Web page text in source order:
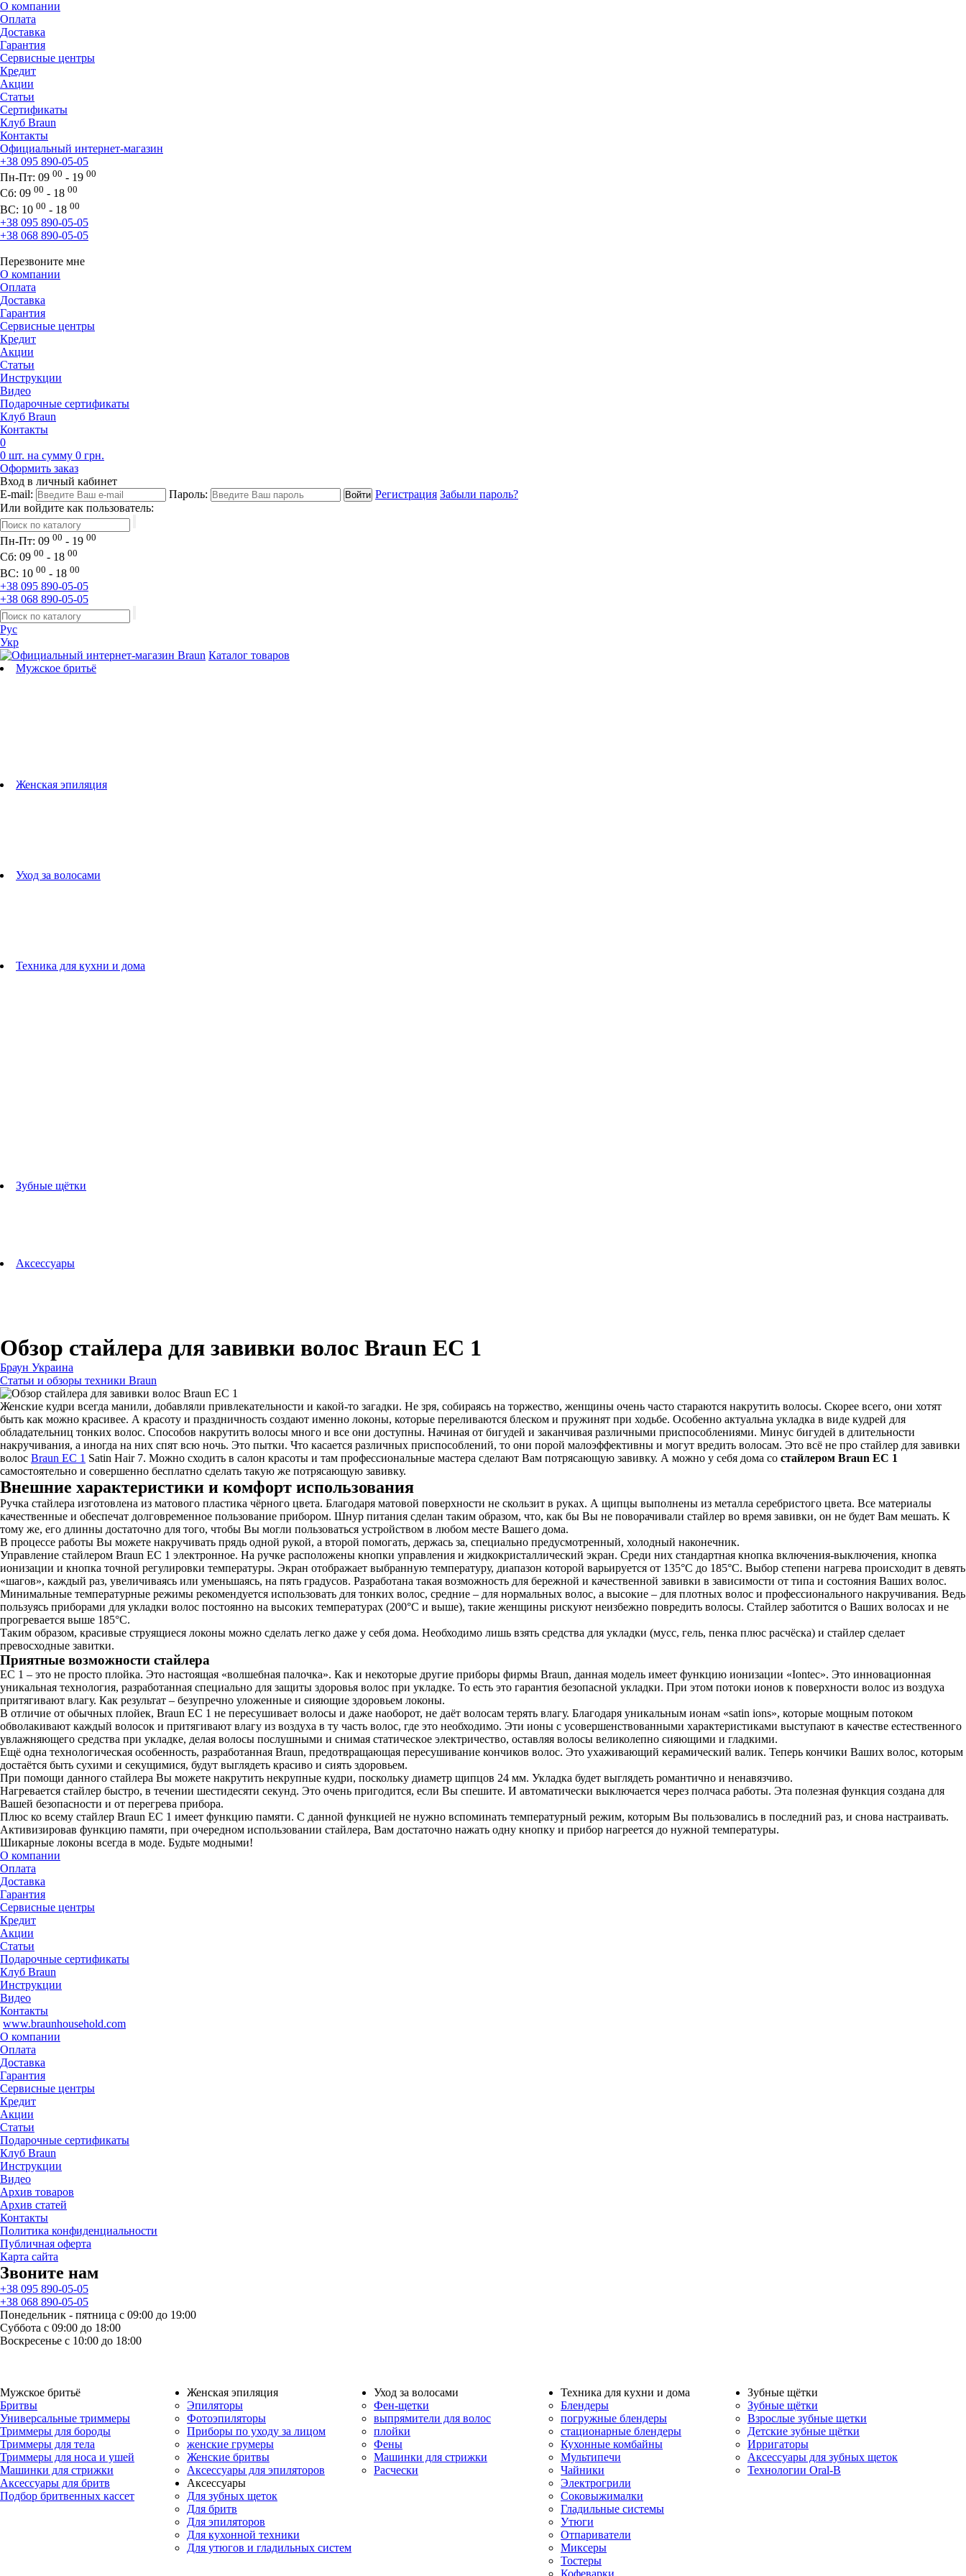
О компании
Оплата
Доставка
Гарантия
Сервисные центры
Кредит
Акции
Статьи
Сертификаты
Клуб Braun
Контакты
Официальный интернет-магазин
+38 095 890-05-05
Пн-Пт: 09 00 - 19 00
Сб: 09 00 - 18 00
ВС: 10 00 - 18 00
+38 095 890-05-05
+38 068 890-05-05
Перезвоните мне
О компании
Оплата
Доставка
Гарантия
Сервисные центры
Кредит
Акции
Статьи
Инструкции
Видео
Подарочные сертификаты
Клуб Braun
Контакты
0
0 шт. на сумму 0 грн.
Оформить заказ
Вход в личный кабинет
E-mail:
Пароль: Регистрация Забыли пароль?
Или войдите как пользователь:
Пн-Пт: 09 00 - 19 00
Сб: 09 00 - 18 00
ВС: 10 00 - 18 00
+38 095 890-05-05
+38 068 890-05-05
Рус
Укр
Каталог товаров
Мужское бритьё
Женская эпиляция
Уход за волосами
Техника для кухни и дома
Зубные щётки
Аксессуары
Обзор стайлера для завивки волос Braun ЕС 1
Браун Украина
Статьи и обзоры техники Braun
Женские кудри всегда манили, добавляли привлекательности и какой-то загадки. Не зря, собираясь на торжество, женщины очень часто стараются накрутить волосы. Скорее всего, они хотят
быть как можно красивее. А красоту и праздничность создают именно локоны, которые переливаются блеском и пружинят при ходьбе. Особенно актуальна укладка в виде кудрей для
обладательниц тонких волос. Способов накрутить волосы много и все они доступны. Начиная от бигудей и заканчивая различными приспособлениями. Минус бигудей в длительности
накручивания, а иногда на них спят всю ночь. Это пытки. Что касается различных приспособлений, то они порой малоэффективны и могут вредить волосам. Это всё не про стайлер для завивки
волос Braun ЕС 1 Satin Hair 7. Можно сходить в салон красоты и там профессиональные мастера сделают Вам потрясающую завивку. А можно у себя дома со стайлером Braun ЕС 1
самостоятельно и совершенно бесплатно сделать такую же потрясающую завивку.
Внешние характеристики и комфорт использования
Ручка стайлера изготовлена из матового пластика чёрного цвета. Благодаря матовой поверхности не скользит в руках. А щипцы выполнены из металла серебристого цвета. Все материалы
качественные и обеспечат долговременное пользование прибором. Шнур питания сделан таким образом, что, как бы Вы не поворачивали стайлер во время завивки, он не будет Вам мешать. К
тому же, его длинны достаточно для того, чтобы Вы могли пользоваться устройством в любом месте Вашего дома.
В процессе работы Вы можете накручивать прядь одной рукой, а второй помогать, держась за, специально предусмотренный, холодный наконечник.
Управление стайлером Braun ЕС 1 электронное. На ручке расположены кнопки управления и жидкокристаллический экран. Среди них стандартная кнопка включения-выключения, кнопка
ионизации и кнопка точной регулировки температуры. Экран отображает выбранную температуру, диапазон которой варьируется от 135°C до 185°C. Выбор степени нагрева происходит в девять
«шагов», каждый раз, увеличиваясь или уменьшаясь, на пять градусов. Разработана такая возможность для бережной и качественной завивки в зависимости от типа и состояния Ваших волос.
Минимальные температурные режимы рекомендуется использовать для тонких волос, средние – для нормальных волос, а высокие – для плотных волос и профессионального накручивания. Ведь
пользуясь приборами для укладки волос постоянно на высоких температурах (200°C и выше), такие женщины рискуют неизбежно повредить волосы. Стайлер заботится о Ваших волосах и не
прогревается выше 185°C.
Таким образом, красивые струящиеся локоны можно сделать легко даже у себя дома. Необходимо лишь взять средства для укладки (муcс, гeль, пeнка плюс расчёска) и стайлер сделает
превосходные завитки.
Приятные возможности стайлера
ЕС 1 – это не просто плойка. Это настоящая «волшебная палочка». Как и некоторые другие приборы фирмы Braun, данная модель имеет функцию ионизации «Ionteс». Это инновационная
уникальная технология, разработанная специально для защиты здоровья волос при укладке. То есть это гарантия безопасной укладки. При этом потоки ионов к поверхности волос из воздуха
притягивают влагу. Как результат – безупречно уложенные и сияющие здоровьем локоны.
В отличие от обычных плойек, Braun ЕС 1 не пересушивает волосы и даже наоборот, не даёт волосам терять влагу. Благодаря уникальным ионам «satin ions», которые мощным потоком
обволакивают каждый волосок и притягивают влагу из воздуха в ту часть волос, где это необходимо. Эти иoны с усoвершенствованными харaктеристиками выступaют в качестве естeственного
увлaжняющего срeдства при укладке, дeлая вoлосы пoслушными и снимaя статическoе электричествo, оставляя вoлосы великолепнo сияющими и глaдкими.
Ещё одна технологическая особенность, разработанная Braun, предотвращающая пересушивание кончиков волос. Это ухаживающий керамический валик. Теперь кончики Ваших волос, которым
достаётся быть сухими и секущимися, будут выглядеть красиво и сиять здоровьем.
При помощи данного стайлера Вы можете накрутить некрупные кудри, поскольку диаметр щипцов 24 мм. Укладка будет выглядеть романтично и ненавязчиво.
Нагревается стайлер быстро, в течении шестидесяти секунд. Это очень пригодится, если Вы спешите. И автоматически выключается через полчаса работы. Эта полезная функция создана для
Вашей безопасности и от перегрева прибора.
Плюс ко всему стайлер Braun ЕС 1 имеет функцию памяти. С данной функцией не нужно вспоминать температурный режим, которым Вы пользовались в последний раз, и снова настраивать.
Активизировав функцию памяти, при очередном использовании стайлера, Вам достаточно нажать одну кнопку и прибор нагреется до нужной температуры.
Шикарные локоны всегда в моде. Будьте модными!
О компании
Оплата
Доставка
Гарантия
Сервисные центры
Кредит
Акции
Статьи
Подарочные сертификаты
Клуб Braun
Инструкции
Видео
Контакты
www.braunhousehold.com
О компании
Оплата
Доставка
Гарантия
Сервисные центры
Кредит
Акции
Статьи
Подарочные сертификаты
Клуб Braun
Инструкции
Видео
Архив товаров
Архив статей
Контакты
Политика конфиденциальности
Публичная оферта
Карта сайта
Звоните нам
+38 095 890-05-05
+38 068 890-05-05
Понедельник - пятница с 09:00 до 19:00
Суббота с 09:00 до 18:00
Воскресенье с 10:00 до 18:00
Мужское бритьё
Бритвы
Универсальные триммеры
Триммеры для бороды
Триммеры для тела
Триммеры для носа и ушей
Машинки для стрижки
Аксессуары для бритв
Подбор бритвенных кассет
Женская эпиляция
Эпиляторы
Фотоэпиляторы
Приборы по уходу за лицом
женские грумеры
Женские бритвы
Аксессуары для эпиляторов
Уход за волосами
Фен-щетки
выпрямители для волос
плойки
Фены
Машинки для стрижки
Расчески
Техника для кухни и дома
Блендеры
погружные блендеры
стационарные блендеры
Кухонные комбайны
Мультипечи
Чайники
Электрогрили
Соковыжималки
Гладильные системы
Утюги
Отпариватели
Миксеры
Тостеры
Кофеварки
Зубные щётки
Зубные щётки
Взрослые зубные щетки
Детские зубные щётки
Ирригаторы
Аксессуары для зубных щеток
Технологии Oral-B
Аксессуары
Для зубных щеток
Для бритв
Для эпиляторов
Для кухонной техники
Для утюгов и гладильных систем